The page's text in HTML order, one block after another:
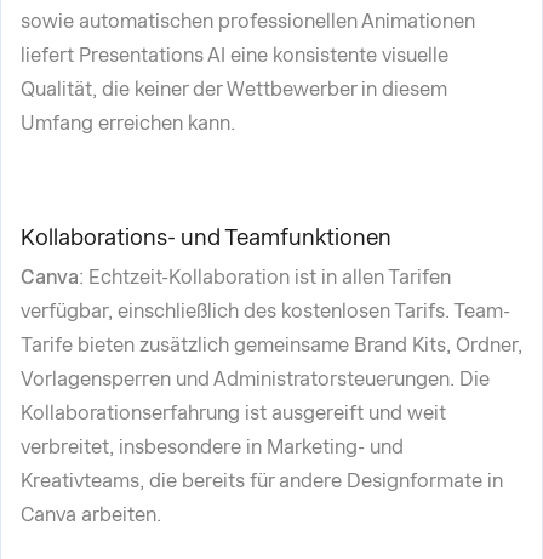
sowie automatischen professionellen Animationen
liefert Presentations AI eine konsistente visuelle
Qualität, die keiner der Wettbewerber in diesem
Umfang erreichen kann.
Kollaborations- und Teamfunktionen
Canva: Echtzeit-Kollaboration ist in allen Tarifen
verfügbar, einschließlich des kostenlosen Tarifs. Team-
Tarife bieten zusätzlich gemeinsame Brand Kits, Ordner,
Vorlagensperren und Administratorsteuerungen. Die
Kollaborationserfahrung ist ausgereift und weit
verbreitet, insbesondere in Marketing- und
Kreativteams, die bereits für andere Designformate in
Canva arbeiten.